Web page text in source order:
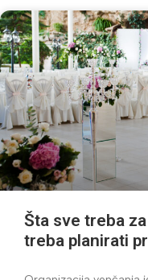
Šta sve treba
treba planirati